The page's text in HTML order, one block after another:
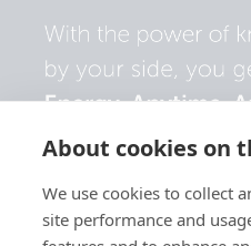
About cookies on
We use cookies to collect
site performance and